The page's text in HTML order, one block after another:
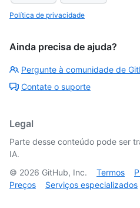
Política de privacidade
Ainda precisa de ajuda?
Pergunte à comunidade de
Contate o suporte
Legal
Parte desse conteúdo pode ser
IA.
© 2026 GitHub, Inc. Termos
Preços
Serviços especializados